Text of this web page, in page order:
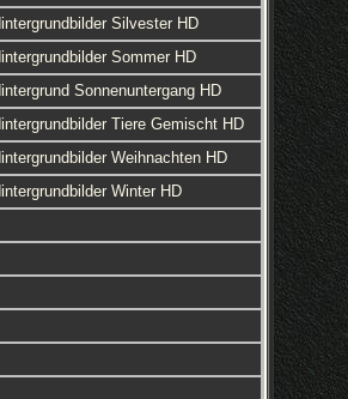
Silvester HD
Sommer HD
Sonnenuntergang HD
Tiere Gemischt HD
Weihnachten HD
Winter HD